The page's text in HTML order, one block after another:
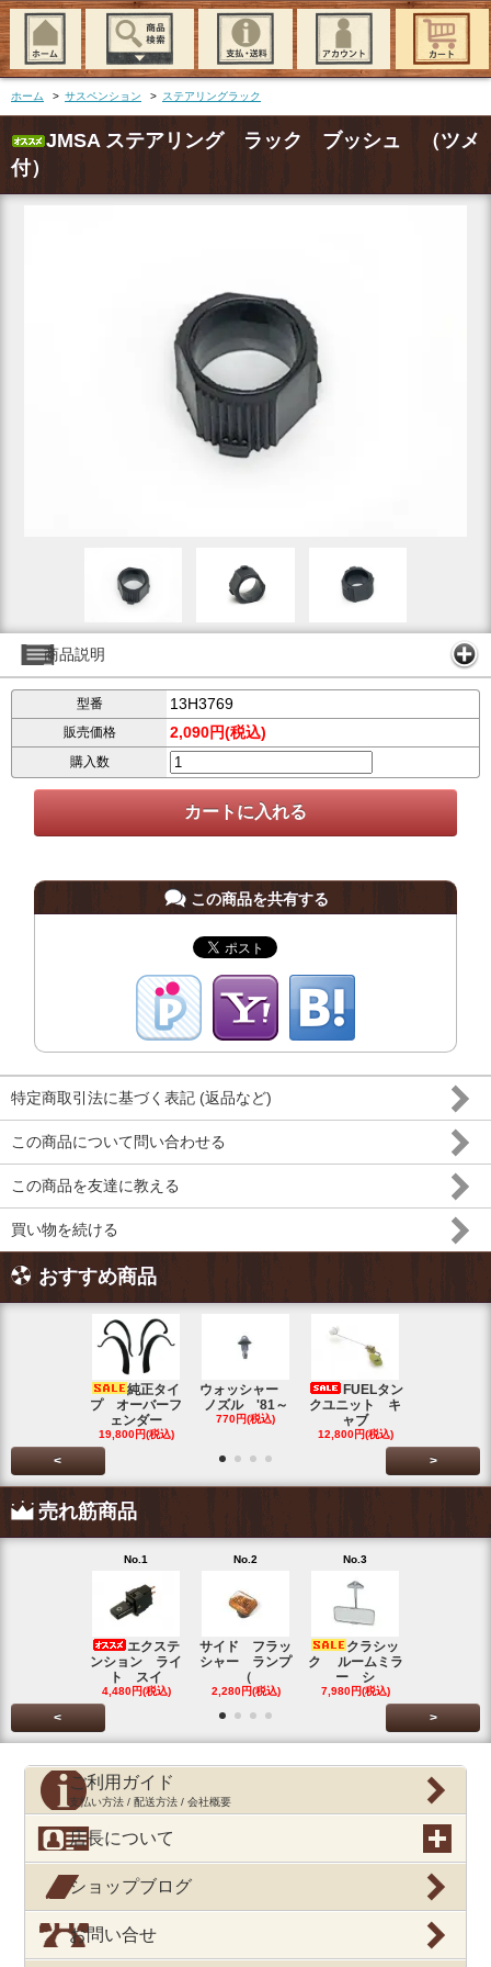
ホーム > サスペンション > ステアリングラック
JMSA ステアリング ラック ブッシュ （ツメ
付）
商品説明
型番 13H3769
販売価格 2,090円(税込)
購入数
この商品を共有する
特定商取引法に基づく表記 (返品など)
この商品について問い合わせる
この商品を友達に教える
買い物を続ける
おすすめ商品
純正タイ
プ オーバーフ
ェンダー
19,800円(税込)
ウォッシャー
ノズル '81～
770円(税込)
FUELタン
クユニット キ
ャブ
12,800円(税込)
< >
売れ筋商品
No.1
エクステ
ンション ライ
ト スイ
4,480円(税込)
No.2
サイド フラッ
シャー ランプ
（
2,280円(税込)
No.3
クラシッ
ク ルームミラ
ー シ
7,980円(税込)
< >
ご利用ガイド
支払い方法 / 配送方法 / 会社概要
店長について
ショップブログ
お問い合せ